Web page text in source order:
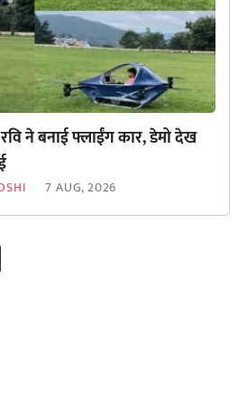
ने बनाई फ्लाईंग कार, डेमो देख
7 AUG, 2026